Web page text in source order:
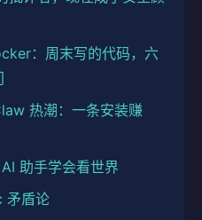
：周末写的代码，六
热潮：一条安装赚
助手学会看世界
矛盾论